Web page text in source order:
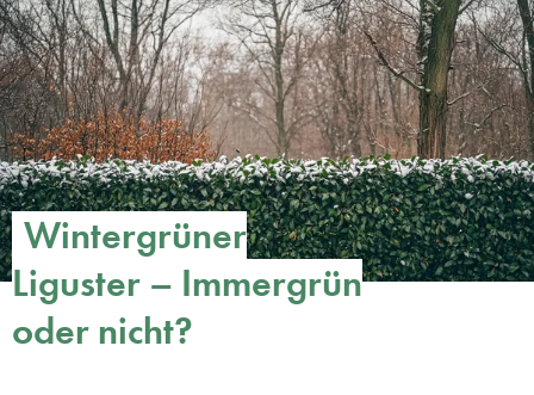
Wintergrüner
Liguster – Immergrün
oder nicht?